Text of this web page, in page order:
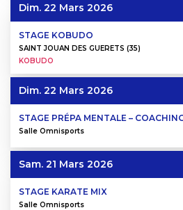
Dim. 22 Mars 2026
STAGE KOBUDO
SAINT JOUAN DES GUERETS (35)
KOBUDO
Dim. 22 Mars 2026
STAGE PRÉPA MENTALE –
Salle Omnisports
Sam. 21 Mars 2026
STAGE KARATE MIX
Salle Omnisports